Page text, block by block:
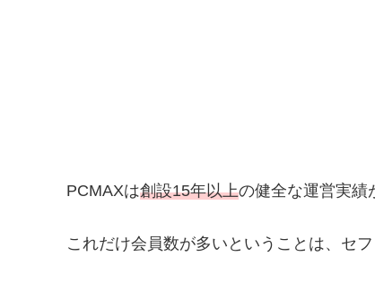
PCMAXは創設15年以上の健全な運営実績
これだけ会員数が多いということは、セ